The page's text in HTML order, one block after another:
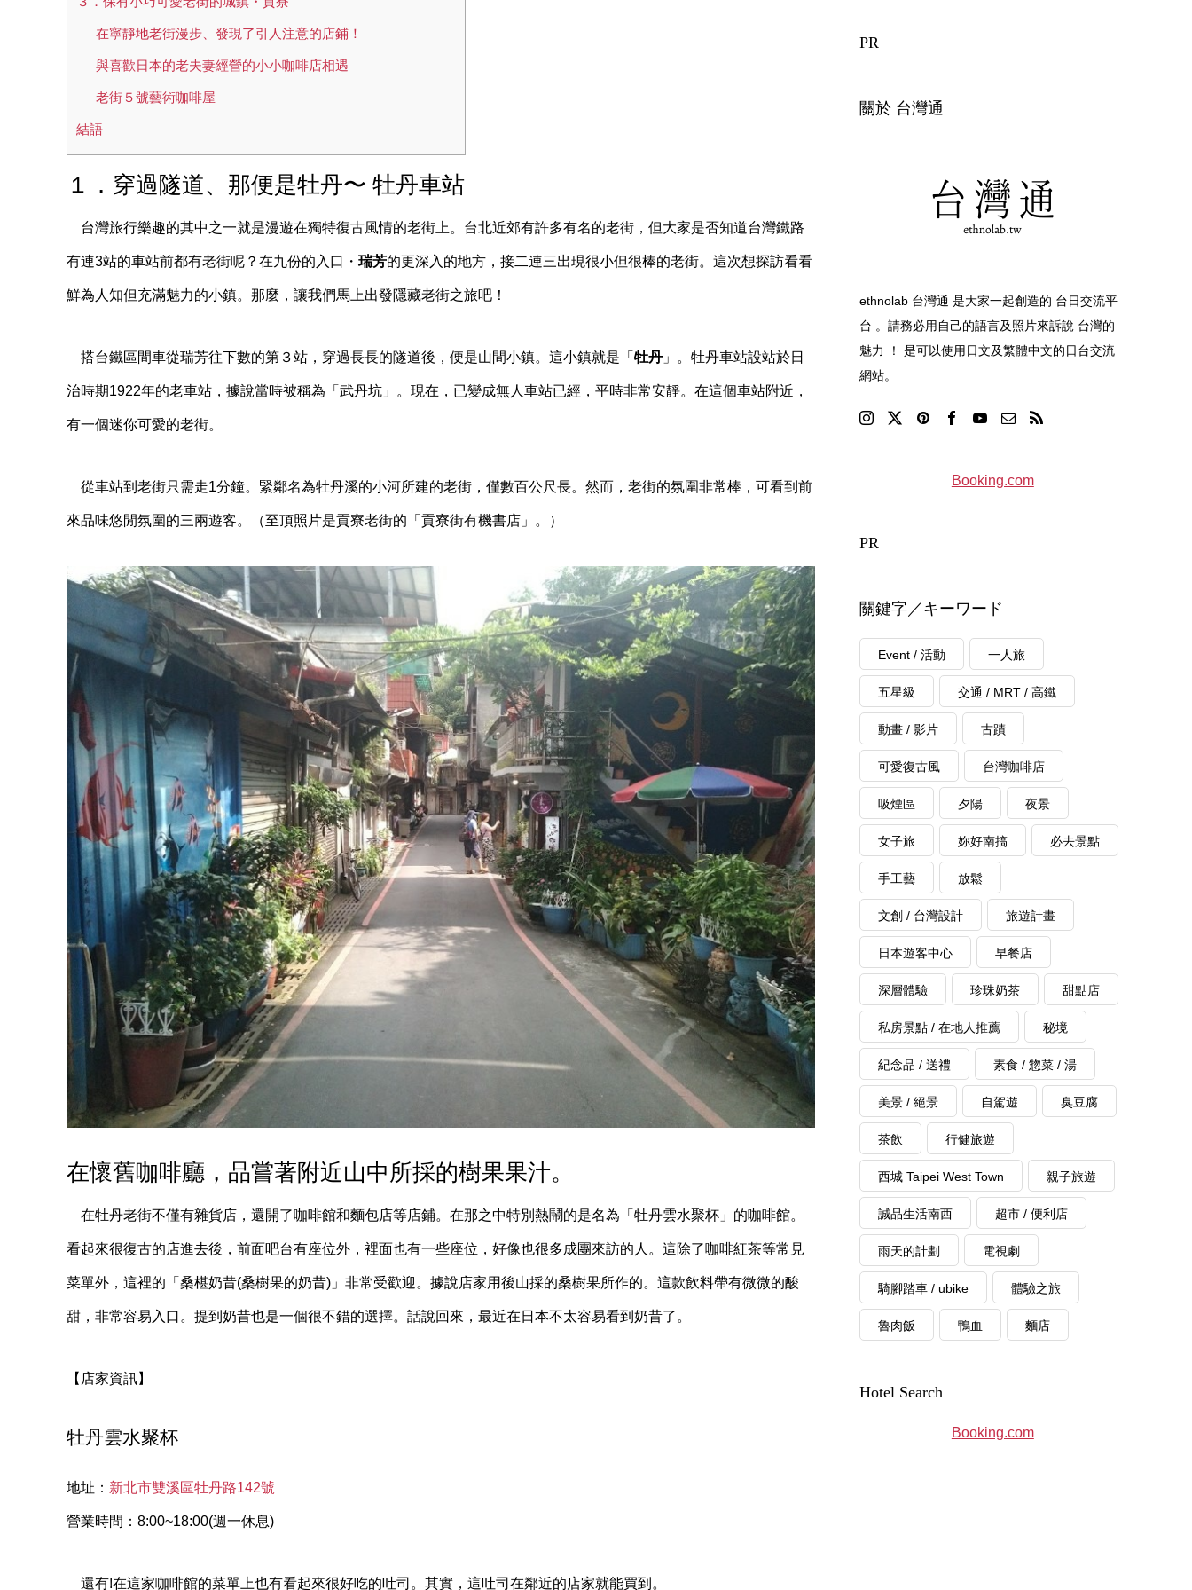
在寧靜地老街漫步、發現了引人注意的店鋪！
與喜歡日本的老夫妻經營的小小咖啡店相遇
老街５號藝術咖啡屋
結語
１．穿過隧道、那便是牡丹〜 牡丹車站
台灣旅行樂趣的其中之一就是漫遊在獨特復古風情的老街上。台北近郊有許多有名的老街，但大家是否知道台灣鐵路
有連3站的車站前都有老街呢？在九份的入口・ 瑞芳的更深入的地方，接二連三出現很小但很棒的老街。這次想探訪看看
鮮為人知但充滿魅力的小鎮。那麼，讓我們馬上出發隱藏老街之旅吧！
搭台鐵區間車從瑞芳往下數的第３站，穿過長長的隧道後，便是山間小鎮。這小鎮就是「 牡丹」。牡丹車站設站於日
治時期1922年的老車站，據說當時被稱為「武丹坑」。現在，已變成無人車站已經，平時非常安靜。在這個車站附近，
有一個迷你可愛的老街。
從車站到老街只需走1分鐘。緊鄰名為牡丹溪的小河所建的老街，僅數百公尺長。然而，老街的氛圍非常棒，可看到前
來品味悠閒氛圍的三兩遊客。（至頂照片是貢寮老街的「貢寮街有機書店」。）
在懷舊咖啡廳，品嘗著附近山中所採的樹果果汁。
在牡丹老街不僅有雜貨店，還開了咖啡館和麵包店等店鋪。在那之中特別熱鬧的是名為「牡丹雲水聚杯」的咖啡館。
看起來很復古的店進去後，前面吧台有座位外，裡面也有一些座位，好像也很多成團來訪的人。這除了咖啡紅茶等常見
菜單外，這裡的「桑椹奶昔(桑樹果的奶昔)」非常受歡迎。據說店家用後山採的桑樹果所作的。這款飲料帶有微微的酸
甜，非常容易入口。提到奶昔也是一個很不錯的選擇。話說回來，最近在日本不太容易看到奶昔了。
【店家資訊】
牡丹雲水聚杯
地址： 新北市雙溪區牡丹路142號
營業時間：8:00~18:00(週一休息)
還有!在這家咖啡館的菜單上也有看起來很好吃的吐司。其實，這吐司在鄰近的店家就能買到。
PR
關於 台灣通
ethnolab 台灣通 是大家一起創造的 台日交流平
台 。請務必用自己的語言及照片來訴說 台灣的
魅力 ！ 是可以使用日文及繁體中文的日台交流
網站。
Booking.com
PR
關鍵字／キーワード
Event / 活動 一人旅
五星級 交通 / MRT / 高鐵
動畫 / 影片 古蹟
可愛復古風 台灣咖啡店
吸煙區 夕陽 夜景
女子旅 妳好南搞 必去景點
手工藝 放鬆
文創 / 台灣設計 旅遊計畫
日本遊客中心 早餐店
深層體驗 珍珠奶茶 甜點店
私房景點 / 在地人推薦 秘境
紀念品 / 送禮 素食 / 惣菜 / 湯
美景 / 絕景 自駕遊 臭豆腐
茶飲 行健旅遊
西城 Taipei West Town 親子旅遊
誠品生活南西 超市 / 便利店
雨天的計劃 電視劇
騎腳踏車 / ubike 體驗之旅
魯肉飯 鴨血 麵店
Hotel Search
Booking.com